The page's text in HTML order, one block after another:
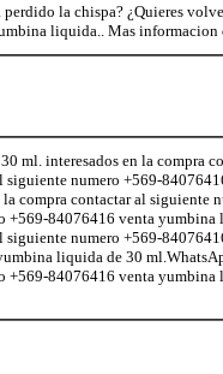
la chispa? ¿Quieres
liquida.. Mas informacion
ml. interesados en la compra
siguiente numero +569-
compra contactar al siguiente
+569-84076416 venta
numero +569-
liquida de 30
+569-84076416 venta